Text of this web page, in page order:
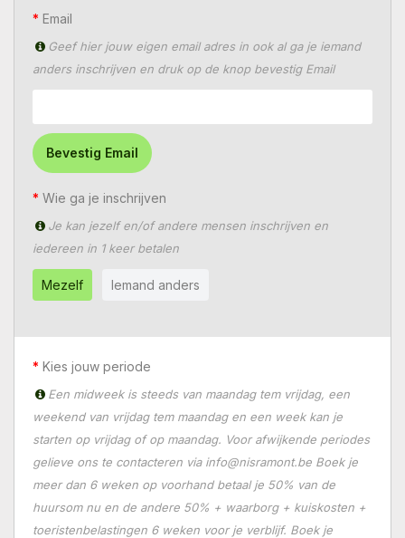
Email
Geef hier jouw eigen email adres in ook al ga je iemand
anders inschrijven en druk op de knop bevestig Email
Bevestig Email
Wie ga je inschrijven
Je kan jezelf en/of andere mensen inschrijven en
iedereen in 1 keer betalen
Mezelf Iemand anders
Kies jouw periode
Een midweek is steeds van maandag tem vrijdag, een
weekend van vrijdag tem maandag en een week kan je
starten op vrijdag of op maandag. Voor afwijkende periodes
gelieve ons te contacteren via info@nisramont.be Boek je
meer dan 6 weken op voorhand betaal je 50% van de
huursom nu en de andere 50% + waarborg + kuiskosten +
toeristenbelastingen 6 weken voor je verblijf. Boek je